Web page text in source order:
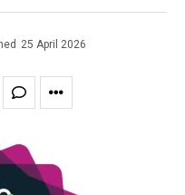
25 April 2026